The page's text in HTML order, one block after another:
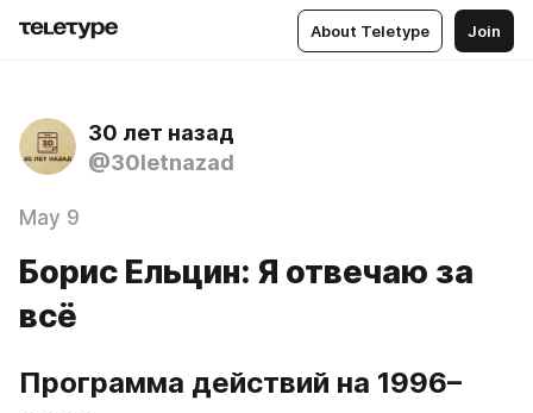
About Teletype Join
30 лет назад
@30letnazad
May 9
Борис Ельцин: Я отвечаю за
всё
Программа действий на 1996–